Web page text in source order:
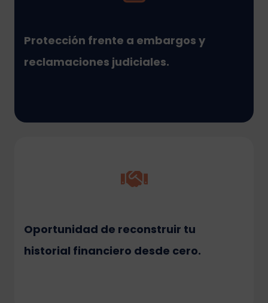
Protección frente a embargos y
reclamaciones judiciales.
Oportunidad de reconstruir tu
historial financiero desde cero.